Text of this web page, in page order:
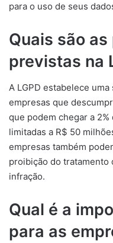
para o uso de seus
Quais são
previstas na
A LGPD estabelece
empresas que
que podem chegar a
limitadas a R$ 50
empresas também
proibição do tratamento
infração.
Qual é a
para as